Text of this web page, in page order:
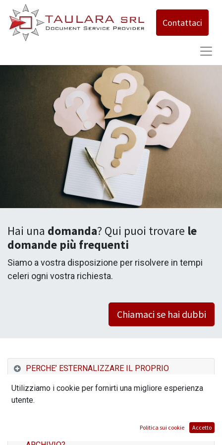
Contattaci
Hai una domanda? Qui puoi trovare le
domande più frequenti
Siamo a vostra disposizione per risolvere in tempi
celeri ogni vostra richiesta.
Chiamaci se hai dubbi
PERCHE’ ESTERNALIZZARE IL PROPRIO
QUALI SONO I RISPARMI NEL PASSAGGIO DALLA
QUANDO E’ NECESSARIO RIORDINARE UN
Utilizziamo i cookie per fornirti una migliore esperienza
utente.
Politica sui cookie Accetto